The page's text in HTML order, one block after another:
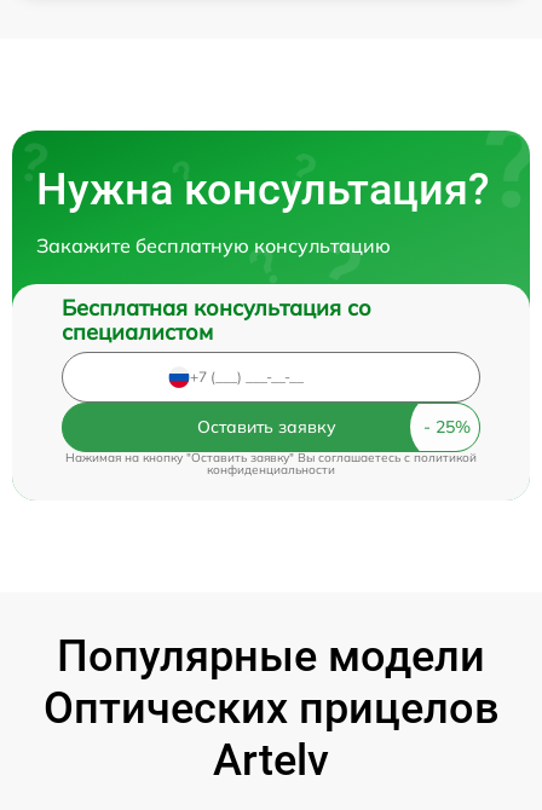
Нужна консультация?
Закажите бесплатную консультацию
Бесплатная консультация со
специалистом
Оставить заявку
Нажимая на кнопку "Оставить заявку" Вы соглашаетесь cполитикой
конфиденциальности
Популярные модели
Оптических прицелов
Artelv